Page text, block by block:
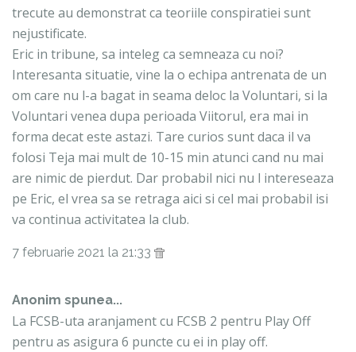
trecute au demonstrat ca teoriile conspiratiei sunt
nejustificate.
Eric in tribune, sa inteleg ca semneaza cu noi?
Interesanta situatie, vine la o echipa antrenata de un
om care nu l-a bagat in seama deloc la Voluntari, si la
Voluntari venea dupa perioada Viitorul, era mai in
forma decat este astazi. Tare curios sunt daca il va
folosi Teja mai mult de 10-15 min atunci cand nu mai
are nimic de pierdut. Dar probabil nici nu l intereseaza
pe Eric, el vrea sa se retraga aici si cel mai probabil isi
va continua activitatea la club.
7 februarie 2021 la 21:33
Anonim spunea...
La FCSB-uta aranjament cu FCSB 2 pentru Play Off
pentru as asigura 6 puncte cu ei in play off.